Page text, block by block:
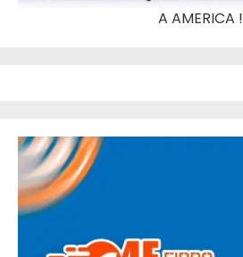
A AMERICA !